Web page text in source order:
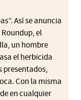
Así se anuncia
el
un hombre
el herbicida
presentados,
Con la misma
en cualquier